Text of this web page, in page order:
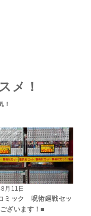
メ！
月11日
ミック 呪術廻戦セッ
ございます！■